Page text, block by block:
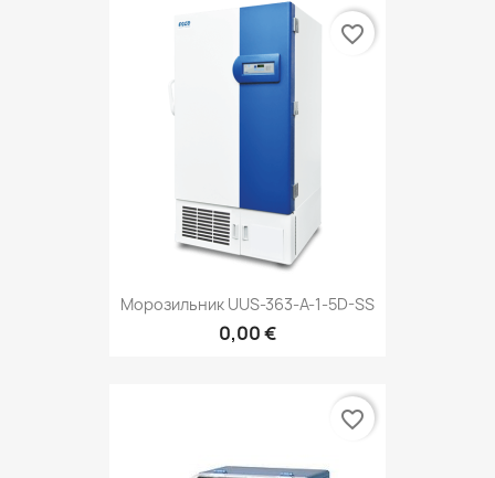
Морозильник UUS-363-A-1-5D-SS
0,00 €
favorite_border
favorite_border